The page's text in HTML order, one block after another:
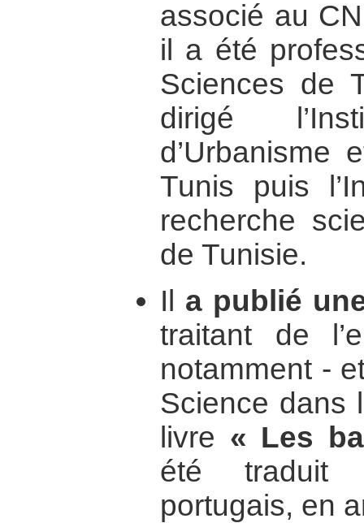
associé au
il a été
Sciences de
dirigé
d’Urbanisme
Tunis puis
recherche
de Tunisie.
Il a publié
traitant de
notamment -
Science dans
livre « Les
été traduit
portugais, en